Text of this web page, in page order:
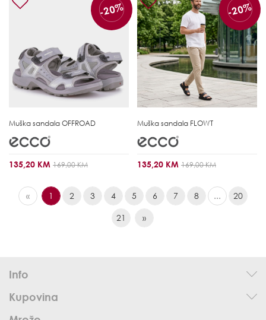
-20%
Muška sandala OFFROAD
135,20 KM 169,00 KM
-20%
Muška sandala FLOWT
135,20 KM 169,00 KM
« 1 2 3 4 5 6 7 8 ... 20
21 »
Info
Kupovina